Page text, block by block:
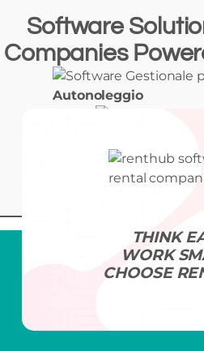
Software
Companies
Autonoleggio
Conducente
THINK
WORK
CHOOSE